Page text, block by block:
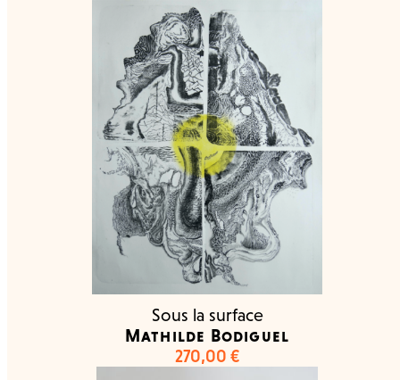
Sous la surface
Mathilde Bodiguel
270,00 €